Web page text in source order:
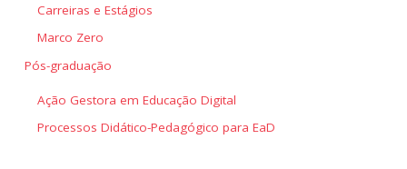
Carreiras e Estágios
Marco Zero
Pós-graduação
Ação Gestora em Educação Digital
Processos Didático-Pedagógico para EaD